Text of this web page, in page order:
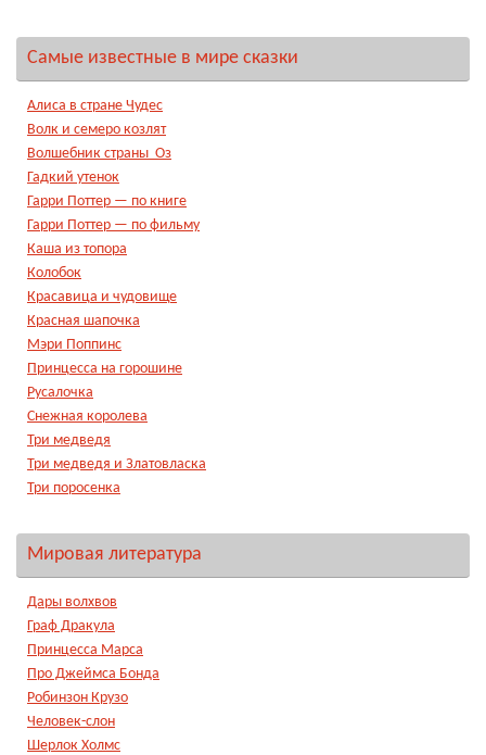
Самые известные в мире сказки
Алиса в стране Чудес
Волк и семеро козлят
Волшебник страны Оз
Гадкий утенок
Гарри Поттер — по книге
Гарри Поттер — по фильму
Каша из топора
Колобок
Красавица и чудовище
Красная шапочка
Мэри Поппинс
Принцесса на горошине
Русалочка
Снежная королева
Три медведя
Три медведя и Златовласка
Три поросенка
Мировая литература
Дары волхвов
Граф Дракула
Принцесса Марса
Про Джеймса Бонда
Робинзон Крузо
Человек-слон
Шерлок Холмс